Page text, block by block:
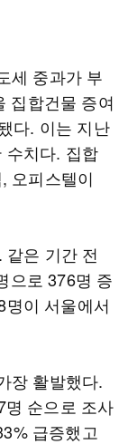
세 중과가 부
집합건물 증여
다. 이는 지난
수치다. 집합
오피스텔이
은 기간 전
으로 376명 증
이 서울에서
장 활발했다.
순으로 조사
급증했고